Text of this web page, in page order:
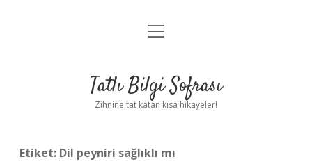
Anasayfa
Yasal Uyarı
menüyü
Tatlı Bilgi Sofrası
Zihnine tat katan kısa hikayeler!
Etiket: Dil peyniri sağlıklı mı